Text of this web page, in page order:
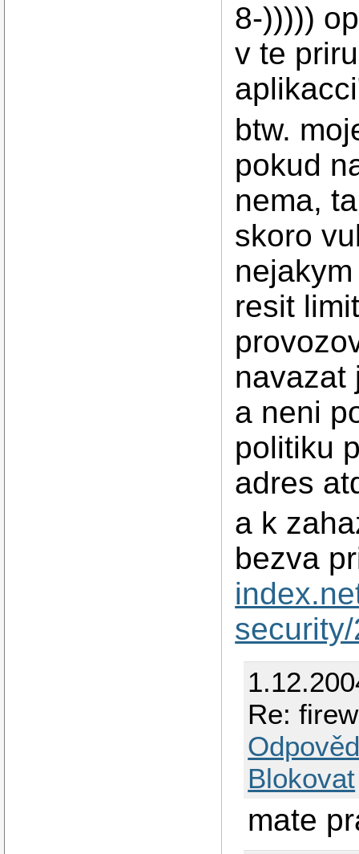
8-)))))
v te
btw.
pokud
nema,
skoro
resit
navazat
a neni
politiku
adres
a k
bezva
Re:
Blokovat
mate